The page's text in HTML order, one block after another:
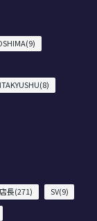
店長(271)
SV(9)